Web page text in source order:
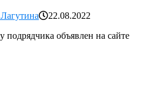
22.08.2022
подрядчика объявлен на сайте